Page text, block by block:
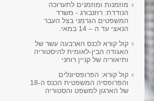
מוזמנות ומוזמנים לתערוכה
הנודדת: רוזנבורג - משרד
המשפטים הגרמני בצל העבר
הנאצי עד ה – 14 במאי.
קול קורא לכנס הארבעה עשר של
האגודה הבין-לאומית להיסטוריה
ותיאוריה של קניין רוחני
קול קורא: הפרופסיונלים
והפרופסיה המשפטית הכנס ה-18
של הארגון למשפט והסטוריה